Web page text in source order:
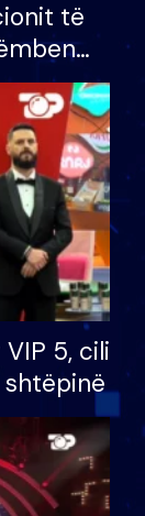
të
eurosh
5, cili
shtëpinë